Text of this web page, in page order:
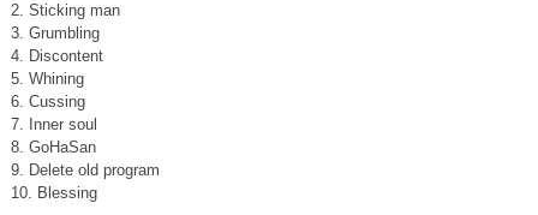
2. Sticking man
3. Grumbling
4. Discontent
5. Whining
6. Cussing
7. Inner soul
8. GoHaSan
9. Delete old program
10. Blessing